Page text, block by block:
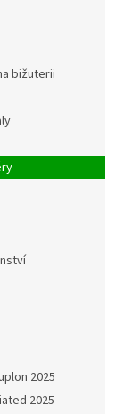
bižuterii
2025
2025